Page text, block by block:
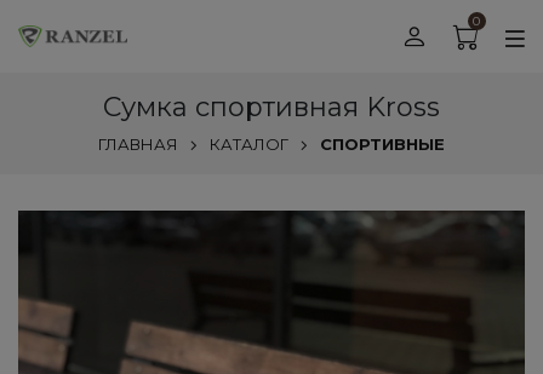
0
Сумка спортивная Kross
ГЛАВНАЯ КАТАЛОГ СПОРТИВНЫЕ